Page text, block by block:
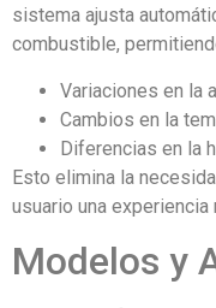
sistema ajusta
combustible,
Variaciones en la
Cambios en la
Diferencias en la
Esto elimina la
usuario una experiencia
Modelos y